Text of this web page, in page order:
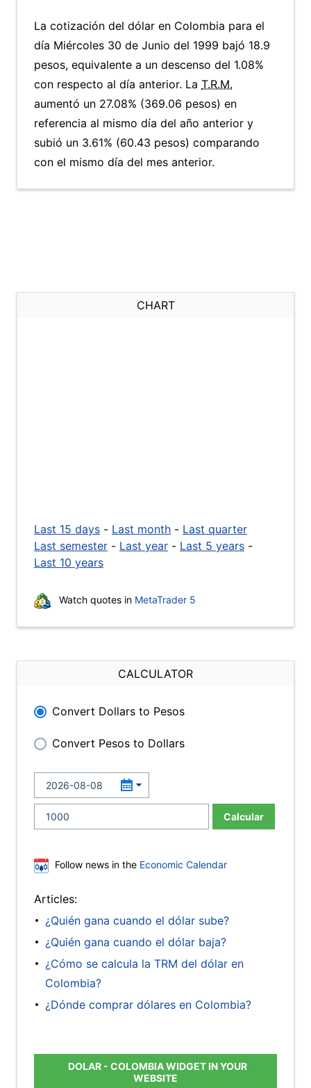
La cotización del dólar en Colombia para el
día Miércoles 30 de Junio del 1999 bajó 18.9
pesos, equivalente a un descenso del 1.08%
con respecto al día anterior. La T.R.M.
aumentó un 27.08% (369.06 pesos) en
referencia al mismo día del año anterior y
subió un 3.61% (60.43 pesos) comparando
con el mismo día del mes anterior.
CHART
Last 15 days - Last month - Last quarter
Last semester - Last year - Last 5 years -
Last 10 years
Watch quotes in MetaTrader 5
CALCULATOR
Convert Dollars to Pesos
Convert Pesos to Dollars
Calcular
Follow news in the Economic Calendar
Articles:
¿Quién gana cuando el dólar sube?
¿Quién gana cuando el dólar baja?
¿Cómo se calcula la TRM del dólar en
Colombia?
¿Dónde comprar dólares en Colombia?
DOLAR - COLOMBIA WIDGET IN YOUR
WEBSITE